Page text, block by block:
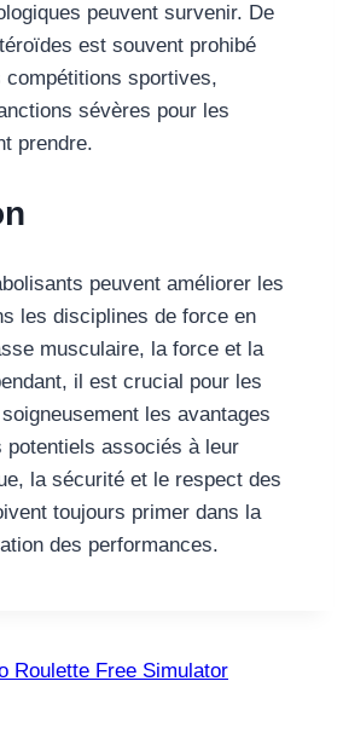
peuvent survenir. De
est souvent prohibé
compétitions sportives,
sévères pour les
prendre.
peuvent améliorer les
les disciplines de force en
musculaire, la force et la
il est crucial pour les
les avantages
potentiels associés à leur
la sécurité et le respect des
toujours primer dans la
des performances.
Roulette Free Simulator